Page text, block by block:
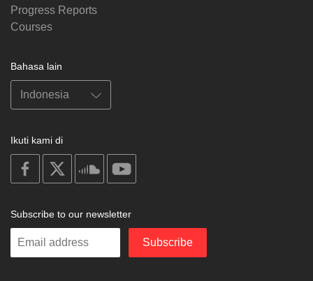
Progress Reports
Courses
Bahasa lain
Ikuti kami di
on
facebook
soundcloud
Subscribe to our newsletter
Enter
Subscribe